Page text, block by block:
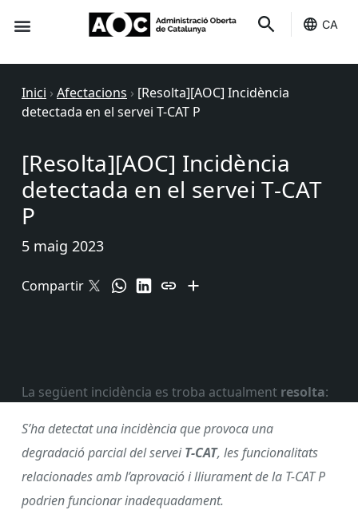
CA
Inici › Afectacions › [Resolta][AOC] Incidència
detectada en el servei T-CAT P
[Resolta][AOC] Incidència
detectada en el servei T-CAT
P
5 maig 2023
Compartir
La següent incidència es troba actualment resolta:
S’ha detectat una incidència que provoca una
degradació parcial del serveiT-CAT, les funcionalitats
relacionades amb l’aprovació i lliurament de la T-CAT P
podrien funcionar inadequadament.